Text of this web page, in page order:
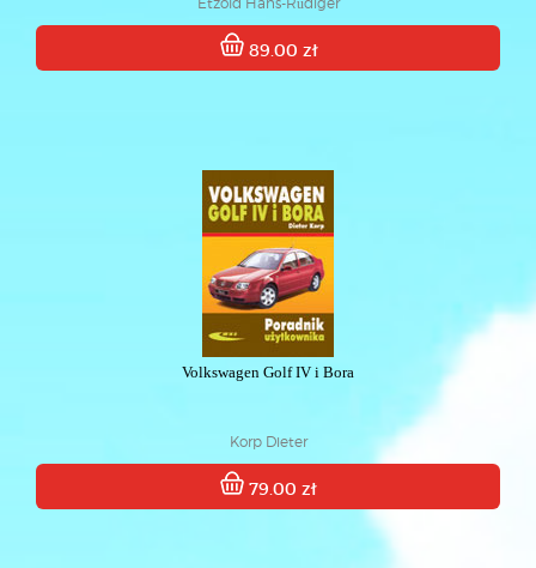
89.00 zł
Volkswagen Golf IV i Bora
Korp Dieter
79.00 zł